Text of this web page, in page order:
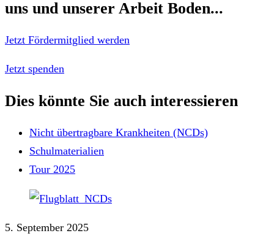
uns und unserer Arbeit Boden...
Jetzt Fördermitglied werden
Jetzt spenden
Dies könnte Sie auch interessieren
Nicht übertragbare Krankheiten (NCDs)
Schulmaterialien
Tour 2025
5. September 2025